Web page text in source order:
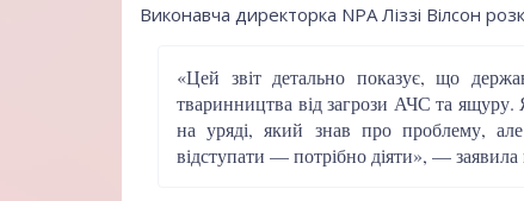
Виконавча директорка NPA Ліззі Вілсон
«Цей звіт детально показує, що
тваринництва від загрози АЧС та ящуру.
на уряді, який знав про проблему,
відступати — потрібно діяти», — заявила